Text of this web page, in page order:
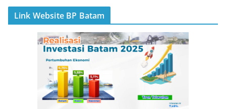
Link Website BP Batam